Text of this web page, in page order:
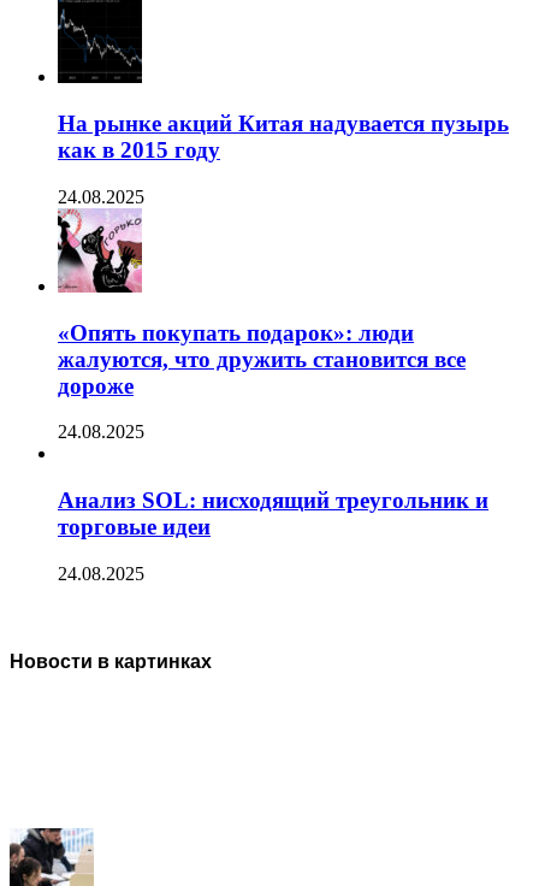
На рынке акций Китая надувается пузырь
как в 2015 году
24.08.2025
«Опять покупать подарок»: люди
жалуются, что дружить становится все
дороже
24.08.2025
Анализ SOL: нисходящий треугольник и
торговые идеи
24.08.2025
Новости в картинках